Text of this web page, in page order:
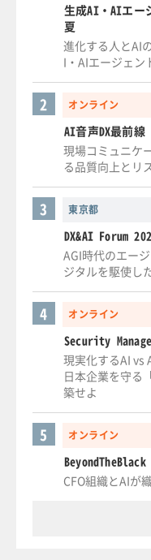
生成AI・AIエー
夏
進化する人とAI
I・AIエージェン
オンライン
2
AI音声DX最前線
現場コミュニケ
る品質向上とリ
東京都
3
DX&AI Forum
AGI時代のエー
ジタルを駆使し
オンライン
4
Security
現実化するAI vs
日本企業を守る
築せよ
オンライン
5
BeyondTheBlack
CFO組織とAIが